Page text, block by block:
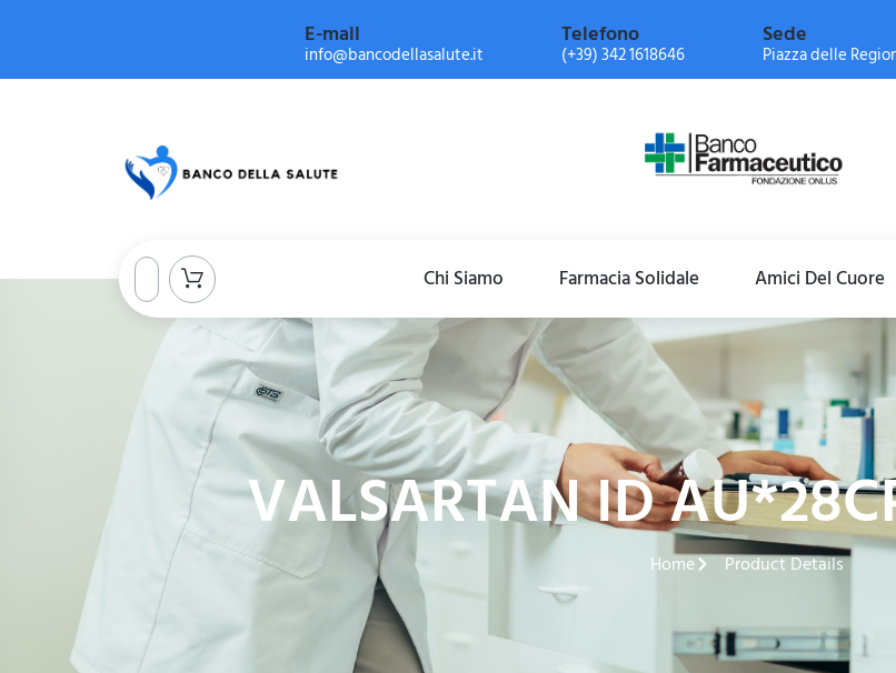
E-mail
info@bancodellasalute.it
Telefono
(+39) 342 1618646
Sede
Piazza delle
Chi Siamo Farmacia Solidale Amici Del Cuore
VALSARTAN ID
Home Product Details